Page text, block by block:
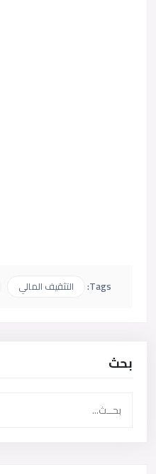
Tags: التثقيف المالي
بحث